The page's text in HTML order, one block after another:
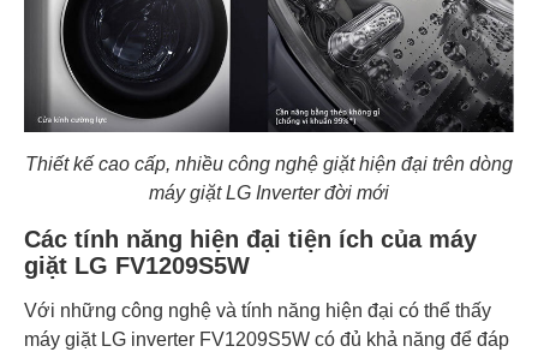
Thiết kế cao cấp, nhiều công nghệ giặt hiện đại trên dòng
máy giặt LG Inverter đời mới
Các tính năng hiện đại tiện ích của máy
giặt LG FV1209S5W
Với những công nghệ và tính năng hiện đại có thể thấy
máy giặt LG inverter FV1209S5W có đủ khả năng để đáp